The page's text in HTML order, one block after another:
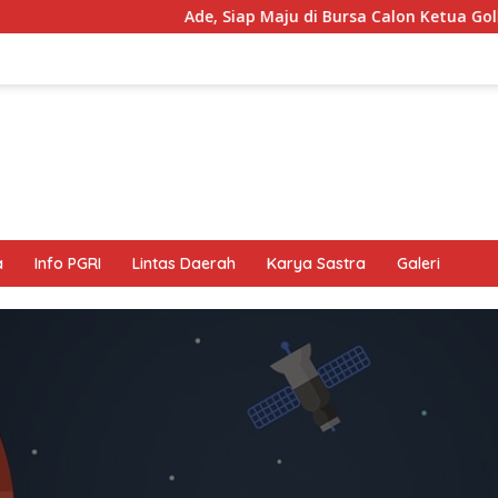
Ade, Siap Maju di Bursa Calon Ketua Golkar,
Info PGRI Lintas Daerah Karya Sastra Galeri